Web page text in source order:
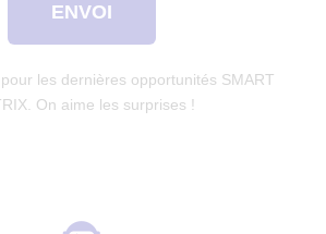
ENVOI
les dernières opportunités SMART
On aime les surprises !